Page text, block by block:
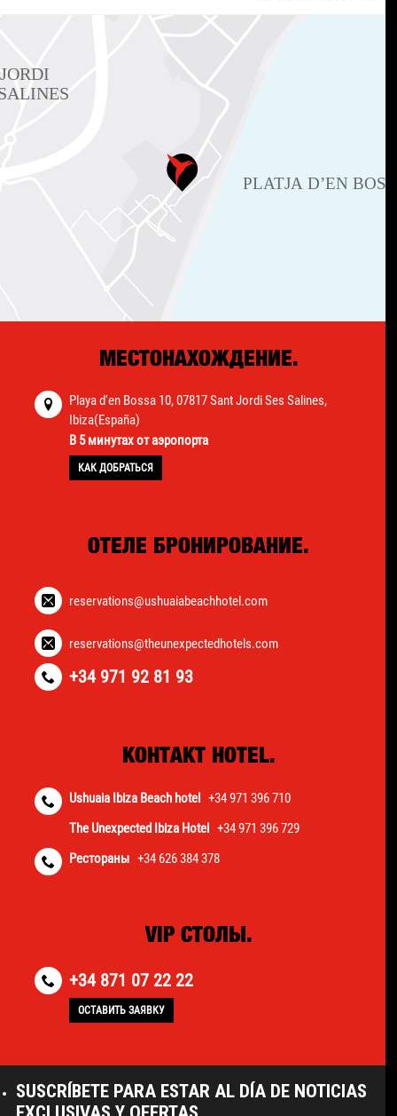
МЕСТОНАХОЖДЕНИЕ.
Playa d'en Bossa 10, 07817 Sant Jordi Ses Salines,
Ibiza(España)
В 5 минутах от аэропорта
КАК ДОБРАТЬСЯ
ОТЕЛЕ БРОНИРОВАНИЕ.
reservations@ushuaiabeachhotel.com
reservations@theunexpectedhotels.com
+34 971 92 81 93
КОНТАКТ HOTEL.
Ushuaia Ibiza Beach hotel +34 971 396 710
The Unexpected Ibiza Hotel +34 971 396 729
Рестораны +34 626 384 378
VIP СТОЛЫ.
+34 871 07 22 22
ОСТАВИТЬ ЗАЯВКУ